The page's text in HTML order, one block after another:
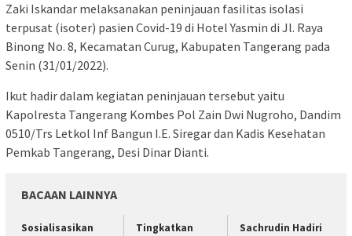
Zaki Iskandar melaksanakan peninjauan fasilitas isolasi
terpusat (isoter) pasien Covid-19 di Hotel Yasmin di Jl. Raya
Binong No. 8, Kecamatan Curug, Kabupaten Tangerang pada
Senin (31/01/2022).
Ikut hadir dalam kegiatan peninjauan tersebut yaitu
Kapolresta Tangerang Kombes Pol Zain Dwi Nugroho, Dandim
0510/Trs Letkol Inf Bangun I.E. Siregar dan Kadis Kesehatan
Pemkab Tangerang, Desi Dinar Dianti.
BACAAN LAINNYA
Sosialisasikan
Tingkatkan
Sachrudin Hadiri